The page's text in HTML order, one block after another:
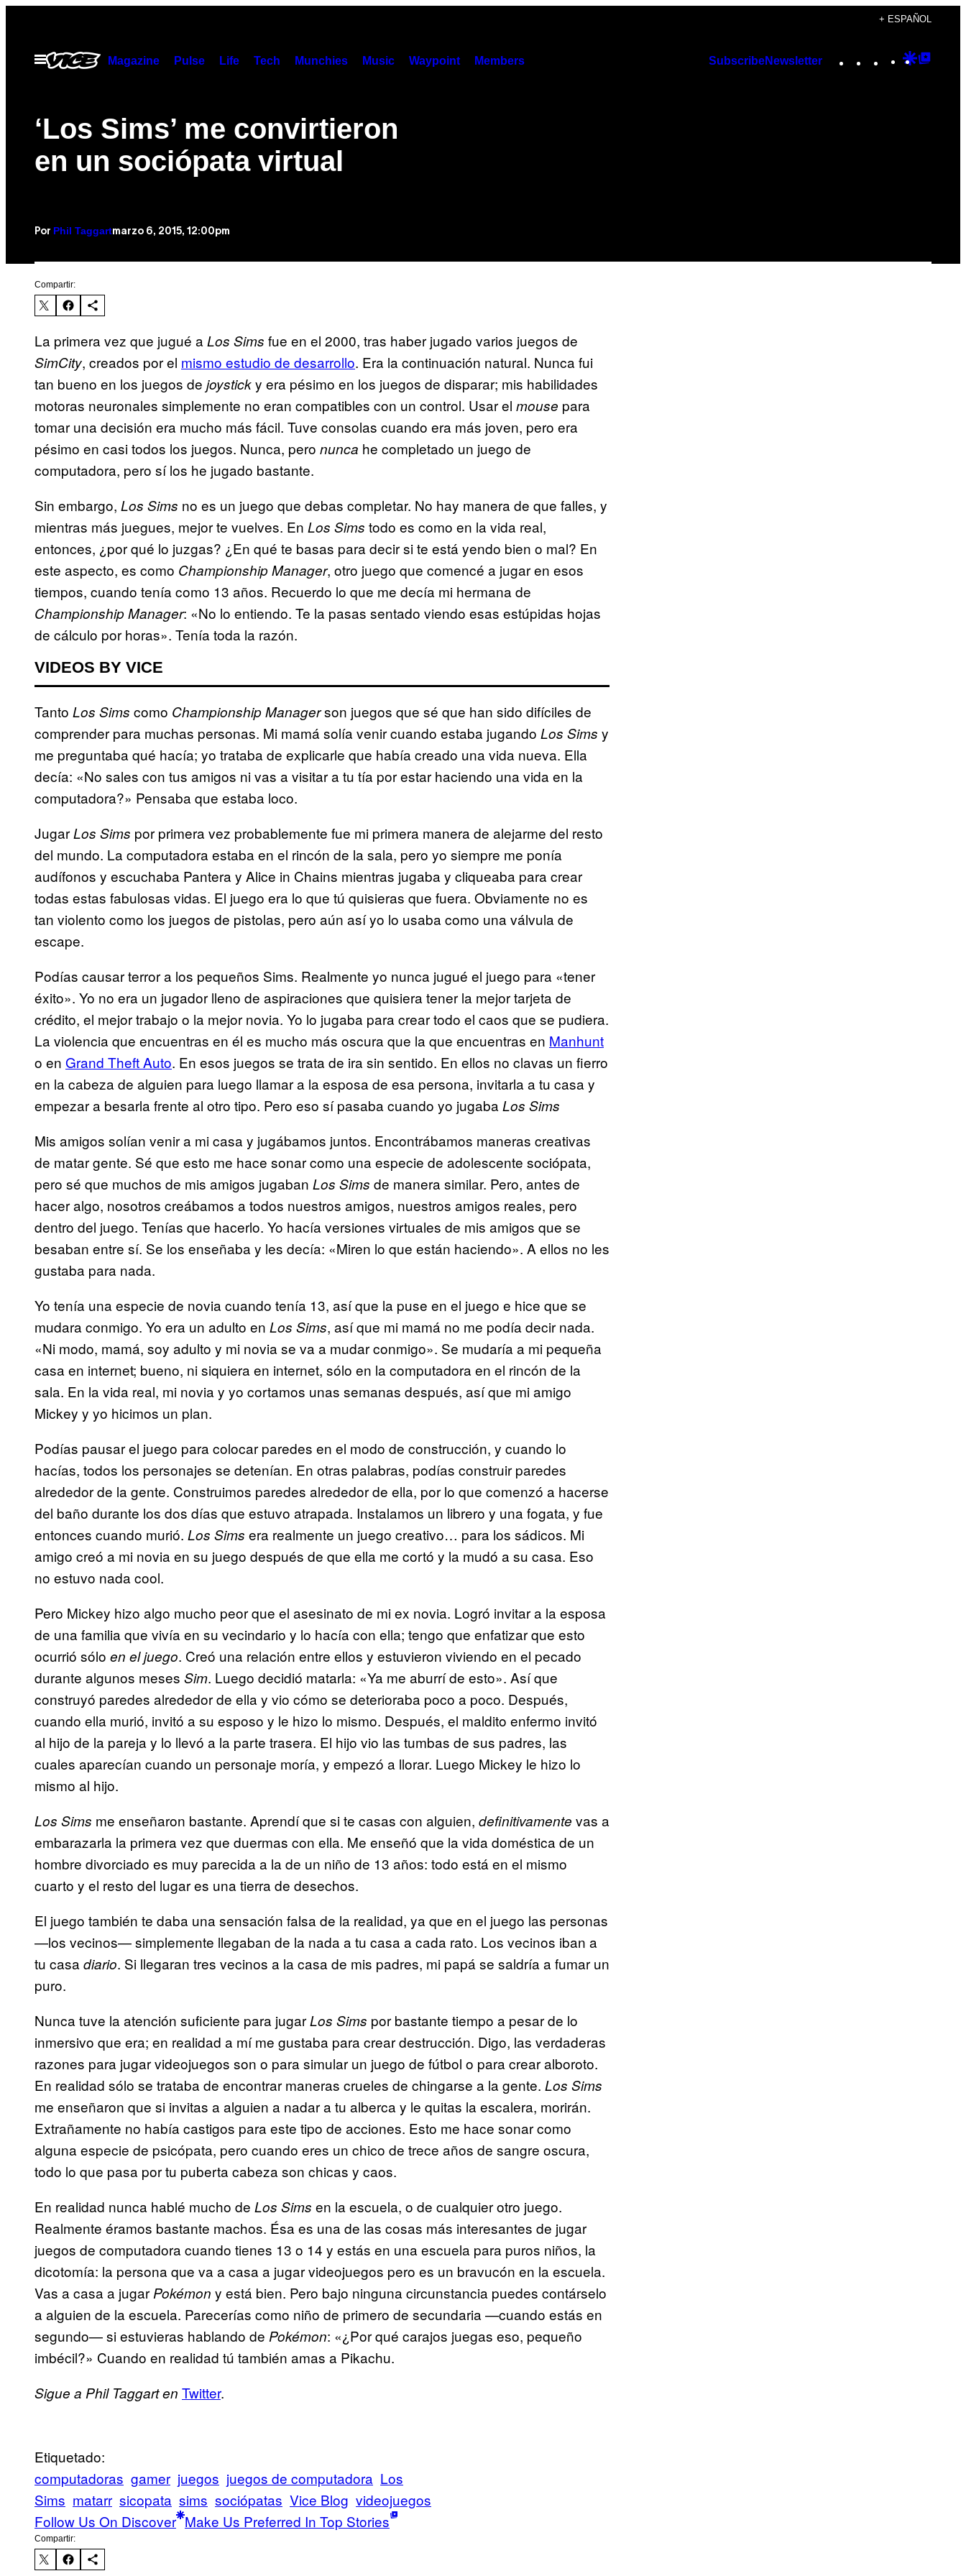
contenido
+ ESPAÑOL
Abrir
Menú
Magazine Pulse Life Tech Munchies Music Waypoint Members SubscribeNewsletter Instagram
TikTok
YouTube
Google
‘Los Sims’ me convirtieron
en un sociópata virtual
Por Phil Taggartmarzo 6, 2015, 12:00pm
Compartir:
La primera vez que jugué a Los Sims fue en el 2000, tras haber jugado varios juegos de
SimCity, creados por el mismo estudio de desarrollo. Era la continuación natural. Nunca fui
tan bueno en los juegos de joysticky era pésimo en los juegos de disparar; mis habilidades
motoras neuronales simplemente no eran compatibles con un control. Usar el mouse para
tomar una decisión era mucho más fácil. Tuve consolas cuando era más joven, pero era
pésimo en casi todos los juegos. Nunca, pero nunca he completado un juego de
computadora, pero sí los he jugado bastante.
Sin embargo, Los Sims no es un juego que debas completar. No hay manera de que falles, y
mientras más juegues, mejor te vuelves. En Los Sims todo es como en la vida real,
entonces, ¿por qué lo juzgas? ¿En qué te basas para decir si te está yendo bien o mal? En
este aspecto, es como Championship Manager, otro juego que comencé a jugar en esos
tiempos, cuando tenía como 13 años. Recuerdo lo que me decía mi hermana de
Championship Manager: «No lo entiendo. Te la pasas sentado viendo esas estúpidas hojas
de cálculo por horas». Tenía toda la razón.
VIDEOS BY VICE
Tanto Los Sims como Championship Managerson juegos que sé que han sido difíciles de
comprender para muchas personas. Mi mamá solía venir cuando estaba jugando Los Sims y
me preguntaba qué hacía; yo trataba de explicarle que había creado una vida nueva. Ella
decía: «No sales con tus amigos ni vas a visitar a tu tía por estar haciendo una vida en la
computadora?» Pensaba que estaba loco.
JugarLos Sims por primera vez probablemente fue mi primera manera de alejarme del resto
del mundo. La computadora estaba en el rincón de la sala, pero yo siempre me ponía
audífonos y escuchaba Pantera y Alice in Chains mientras jugaba y cliqueaba para crear
todas estas fabulosas vidas. El juego era lo que tú quisieras que fuera. Obviamente no es
tan violento como los juegos de pistolas, pero aún así yo lo usaba como una válvula de
escape.
Podías causar terror a los pequeños Sims. Realmente yo nunca jugué el juego para «tener
éxito». Yo no era un jugador lleno de aspiraciones que quisiera tener la mejor tarjeta de
crédito, el mejor trabajo o la mejor novia. Yo lo jugaba para crear todo el caos que se pudiera.
La violencia que encuentras en él es mucho más oscura que la que encuentras en Manhunt
o en Grand Theft Auto. En esos juegos se trata de ira sin sentido. En ellos no clavas un fierro
en la cabeza de alguien para luego llamar a la esposa de esa persona, invitarla a tu casa y
empezar a besarla frente al otro tipo. Pero eso sí pasaba cuando yo jugaba Los Sims
Mis amigos solían venir a mi casa y jugábamos juntos. Encontrábamos maneras creativas
de matar gente. Sé que esto me hace sonar como una especie de adolescente sociópata,
pero sé que muchos de mis amigos jugaban Los Sims de manera similar. Pero, antes de
hacer algo, nosotros creábamos a todos nuestros amigos, nuestros amigos reales, pero
dentro del juego. Tenías que hacerlo. Yo hacía versiones virtuales de mis amigos que se
besaban entre sí. Se los enseñaba y les decía: «Miren lo que están haciendo». A ellos no les
gustaba para nada.
Yo tenía una especie de novia cuando tenía 13, así que la puse en el juego e hice que se
mudara conmigo. Yo era un adulto en Los Sims, así que mi mamá no me podía decir nada.
«Ni modo, mamá, soy adulto y mi novia se va a mudar conmigo». Se mudaría a mi pequeña
casa en internet; bueno, ni siquiera en internet, sólo en la computadora en el rincón de la
sala. En la vida real, mi novia y yo cortamos unas semanas después, así que mi amigo
Mickey y yo hicimos un plan.
Podías pausar el juego para colocar paredes en el modo de construcción, y cuando lo
hacías, todos los personajes se detenían. En otras palabras, podías construir paredes
alrededor de la gente. Construimos paredes alrededor de ella, por lo que comenzó a hacerse
del baño durante los dos días que estuvo atrapada. Instalamos un librero y una fogata, y fue
entonces cuando murió. Los Sims era realmente un juego creativo… para los sádicos. Mi
amigo creó a mi novia en su juego después de que ella me cortó y la mudó a su casa. Eso
no estuvo nada cool.
Pero Mickey hizo algo mucho peor que el asesinato de mi ex novia. Logró invitar a la esposa
de una familia que vivía en su vecindario y lo hacía con ella; tengo que enfatizar que esto
ocurrió sólo en el juego. Creó una relación entre ellos y estuvieron viviendo en el pecado
durante algunos meses Sim. Luego decidió matarla: «Ya me aburrí de esto». Así que
construyó paredes alrededor de ella y vio cómo se deterioraba poco a poco. Después,
cuando ella murió, invitó a su esposo y le hizo lo mismo. Después, el maldito enfermo invitó
al hijo de la pareja y lo llevó a la parte trasera. El hijo vio las tumbas de sus padres, las
cuales aparecían cuando un personaje moría, y empezó a llorar. Luego Mickey le hizo lo
mismo al hijo.
Los Sims me enseñaron bastante. Aprendí que si te casas con alguien, definitivamente vas a
embarazarla la primera vez que duermas con ella. Me enseñó que la vida doméstica de un
hombre divorciado es muy parecida a la de un niño de 13 años: todo está en el mismo
cuarto y el resto del lugar es una tierra de desechos.
El juego también te daba una sensación falsa de la realidad, ya que en el juego las personas
—los vecinos— simplemente llegaban de la nada a tu casa a cada rato. Los vecinos iban a
tu casa diario. Si llegaran tres vecinos a la casa de mis padres, mi papá se saldría a fumar un
puro.
Nunca tuve la atención suficiente para jugarLos Sims por bastante tiempo a pesar de lo
inmersivo que era; en realidad a mí me gustaba para crear destrucción. Digo, las verdaderas
razones para jugar videojuegos son o para simular un juego de fútbol o para crear alboroto.
En realidad sólo se trataba de encontrar maneras crueles de chingarse a la gente. Los Sims
me enseñaron que si invitas a alguien a nadar a tu alberca y le quitas la escalera, morirán.
Extrañamente no había castigos para este tipo de acciones. Esto me hace sonar como
alguna especie de psicópata, pero cuando eres un chico de trece años de sangre oscura,
todo lo que pasa por tu puberta cabeza son chicas y caos.
En realidad nunca hablé mucho de Los Sims en la escuela, o de cualquier otro juego.
Realmente éramos bastante machos. Ésa es una de las cosas más interesantes de jugar
juegos de computadora cuando tienes 13 o 14 y estás en una escuela para puros niños, la
dicotomía: la persona que va a casa a jugar videojuegos pero es un bravucón en la escuela.
Vas a casa a jugarPokémon y está bien. Pero bajo ninguna circunstancia puedes contárselo
a alguien de la escuela. Parecerías como niño de primero de secundaria —cuando estás en
segundo— si estuvieras hablando de Pokémon: «¿Por qué carajos juegas eso, pequeño
imbécil?» Cuando en realidad tú también amas a Pikachu.
Sigue a Phil Taggart en Twitter.
Etiquetado:
computadoras gamer juegos juegos de computadora Los
Sims matarr sicopata sims sociópatas Vice Blog videojuegos
Follow Us On Discover Make Us Preferred In Top Stories
Compartir: